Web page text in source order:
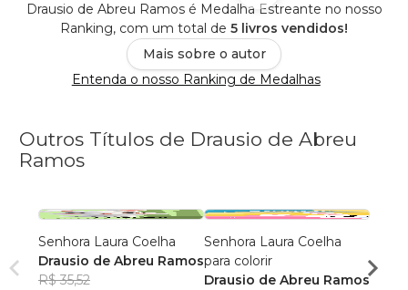
Drausio de Abreu Ramos é Medalha Estreante no nosso
Ranking, com um total de 5 livros vendidos!
Mais sobre o autor
Entenda o nosso Ranking de Medalhas
Outros Títulos de Drausio de Abreu
Ramos
Senhora Laura Coelha
Drausio de Abreu Ramos
R$ 35,52
Senhora Laura Coelha
para colorir
Drausio de Abreu Ramos
rosa